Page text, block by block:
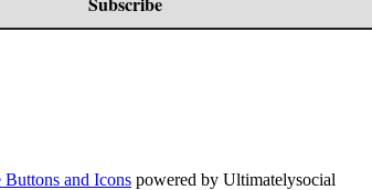
Buttons and Icons powered by Ultimatelysocial